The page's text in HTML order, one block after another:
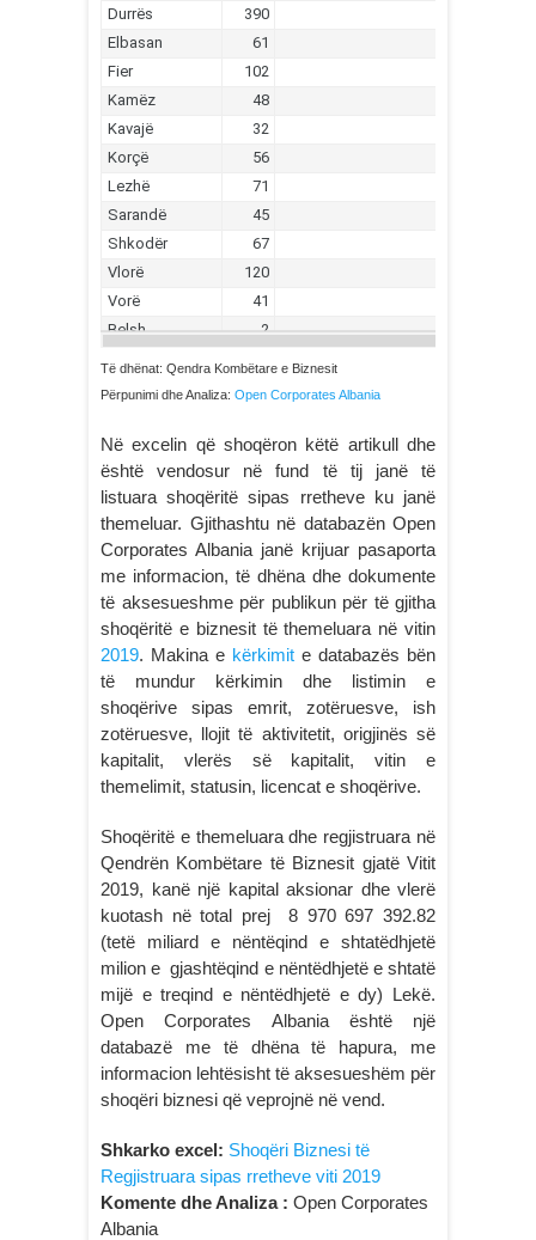
Të dhënat: Qendra Kombëtare e Biznesit
Përpunimi dhe Analiza: Open Corporates Albania
Në excelin që shoqëron këtë artikull dhe
është vendosur në fund të tij janë të
listuara shoqëritë sipas rretheve ku janë
themeluar. Gjithashtu në databazën Open
Corporates Albania janë krijuar pasaporta
me informacion, të dhëna dhe dokumente
të aksesueshme për publikun për të gjitha
shoqëritë e biznesit të themeluara në vitin
2019. Makina e kërkimit e databazës bën
të mundur kërkimin dhe listimin e
shoqërive sipas emrit, zotëruesve, ish
zotëruesve, llojit të aktivitetit, origjinës së
kapitalit, vlerës së kapitalit, vitin e
themelimit, statusin, licencat e shoqërive.
Shoqëritë e themeluara dhe regjistruara në
Qendrën Kombëtare të Biznesit gjatë Vitit
2019, kanë një kapital aksionar dhe vlerë
kuotash në total prej 8 970 697 392.82
(tetë miliard e nëntëqind e shtatëdhjetë
milion e gjashtëqind e nëntëdhjetë e shtatë
mijë e treqind e nëntëdhjetë e dy) Lekë.
Open Corporates Albania është një
databazë me të dhëna të hapura, me
informacion lehtësisht të aksesueshëm për
shoqëri biznesi që veprojnë në vend.
Shkarko excel: Shoqëri Biznesi të
Regjistruara sipas rretheve viti 2019
Komente dhe Analiza : Open Corporates
Albania